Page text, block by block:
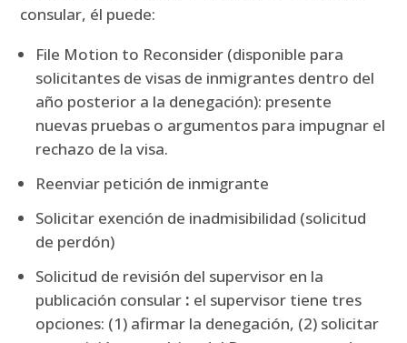
consular, él puede:
File Motion to Reconsider (disponible para
solicitantes de visas de inmigrantes dentro del
año posterior a la denegación): presente
nuevas pruebas o argumentos para impugnar el
rechazo de la visa.
Reenviar petición de inmigrante
Solicitar exención de inadmisibilidad (solicitud
de perdón)
Solicitud de revisión del supervisor en la
publicación consular : el supervisor tiene tres
opciones: (1) afirmar la denegación, (2) solicitar